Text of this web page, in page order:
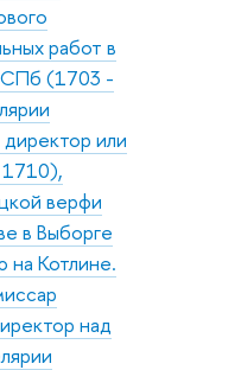
работ в
СПб (1703 -
или
верфи
в Выборге
на Котлине.
над